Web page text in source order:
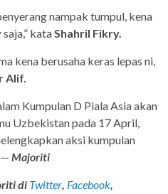
nampak tumpul, kena
saja,” kataShahril Fikry.
kena berusaha keras lepas ni,
Alif.
Kumpulan D Piala Asia akan
Uzbekistan pada 17 April,
aksi kumpulan
— Majoriti
di Twitter, Facebook,